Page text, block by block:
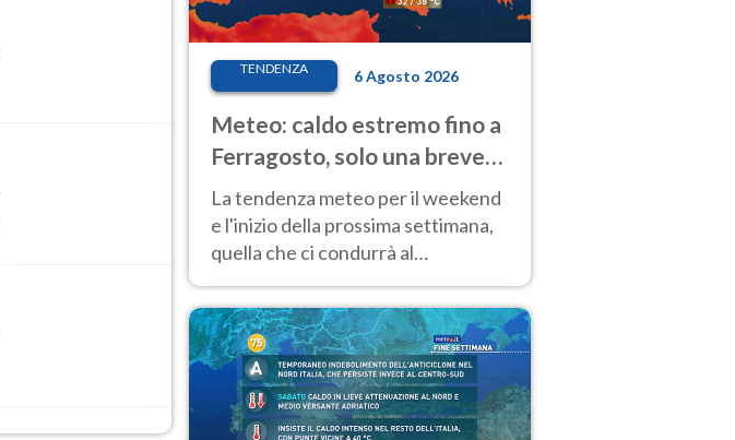
TENDENZA 6 Agosto 2026
Meteo: caldo estremo fino a
Ferragosto, solo una breve
pausa. Ecco dove
La tendenza meteo per il weekend
e l'inizio della prossima settimana,
quella che ci condurrà al
temperature molto elevate